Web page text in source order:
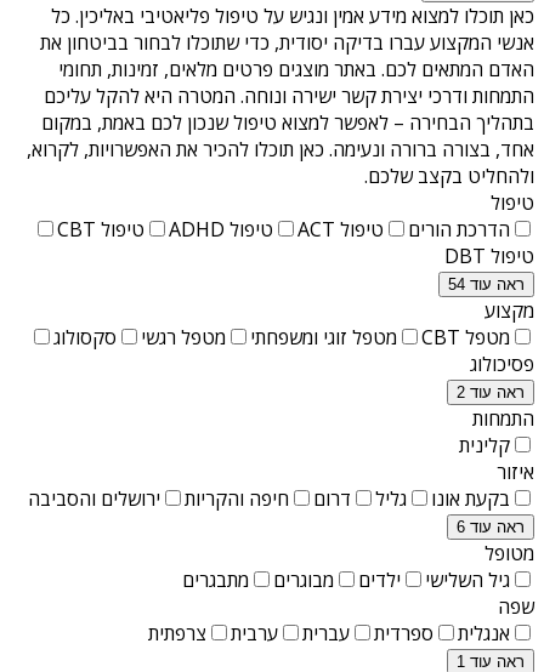
כאן תוכלו למצוא מידע אמין ונגיש על טיפול פליאטיבי באליכין. כל
אנשי המקצוע עברו בדיקה יסודית, כדי שתוכלו לבחור בביטחון את
האדם המתאים לכם. באתר מוצגים פרטים מלאים, זמינות, תחומי
התמחות ודרכי יצירת קשר ישירה ונוחה. המטרה היא להקל עליכם
בתהליך הבחירה – לאפשר למצוא טיפול שנכון לכם באמת, במקום
אחד, בצורה ברורה ונעימה. כאן תוכלו להכיר את האפשרויות, לקרוא,
ולהחליט בקצב שלכם.
טיפול
הדרכת הורים
טיפול ACT טיפול ADHD
טיפול CBT
טיפול DBT
ראה עוד 54
מקצוע
מטפל CBT
מטפל זוגי ומשפחתי מטפל רגשי
סקסולוג
פסיכולוג
ראה עוד 2
התמחות
קלינית
איזור
בקעת אונו
גליל דרום חיפה והקריות ירושלים והסביבה
ראה עוד 6
מטופל
גיל השלישי
ילדים מבוגרים
מתבגרים
שפה
אנגלית
ספרדית עברית ערבית צרפתית
ראה עוד 1